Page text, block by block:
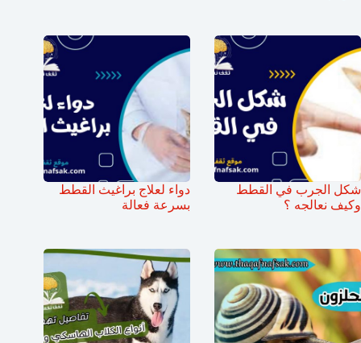
شكل الجرب في القطط
وكيف نعالجه ؟
دواء لعلاج براغيث القطط
بسرعة فعالة